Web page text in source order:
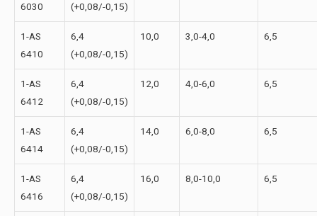
6030
(+0,08/-0,15)
1-АS
6410
6,4
(+0,08/-0,15)
10,0 3,0-4,0 6,5
1-АS
6412
6,4
(+0,08/-0,15)
12,0 4,0-6,0 6,5
1-АS
6414
6,4
(+0,08/-0,15)
14,0 6,0-8,0 6,5
1-АS
6416
6,4
(+0,08/-0,15)
16,0 8,0-10,0 6,5